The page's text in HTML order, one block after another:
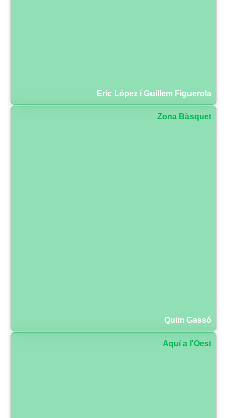
Eric López i Guillem Figuerola
Zona Bàsquet
Quim Gassó
Aquí a l'Oest